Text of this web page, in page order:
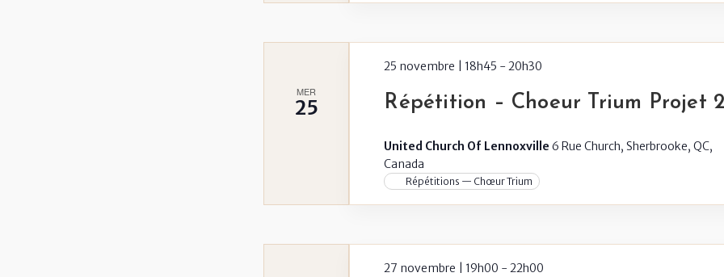
MER
25 Répétition – Choeur Trium Projet
25 novembre | 18h45 -20h30
United Church Of Lennoxville6 Rue Church, Sherbrooke, QC,
Canada
Répétitions — Chœur Trium
27 novembre | 19h00 -22h00